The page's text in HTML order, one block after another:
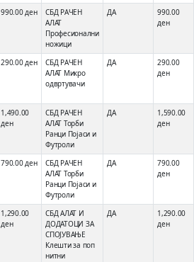
990.00 ден
СБД РАЧЕН
АЛАТ
Професионални
ножици
ДА
990.00
ден
290.00 ден
СБД РАЧЕН
АЛАТ Микро
одвртувачи
ДА
290.00
ден
1,490.00
ден
СБД РАЧЕН
АЛАТ Торби
Ранци Појаси и
Футроли
ДА
1,590.00
ден
790.00 ден
СБД РАЧЕН
АЛАТ Торби
Ранци Појаси и
Футроли
ДА
790.00
ден
1,290.00
ден
СБД АЛАТ И
ДОДАТОЦИ ЗА
СПОЈУВАЊЕ
Клешти за поп
нитни
ДА
1,290.00
ден